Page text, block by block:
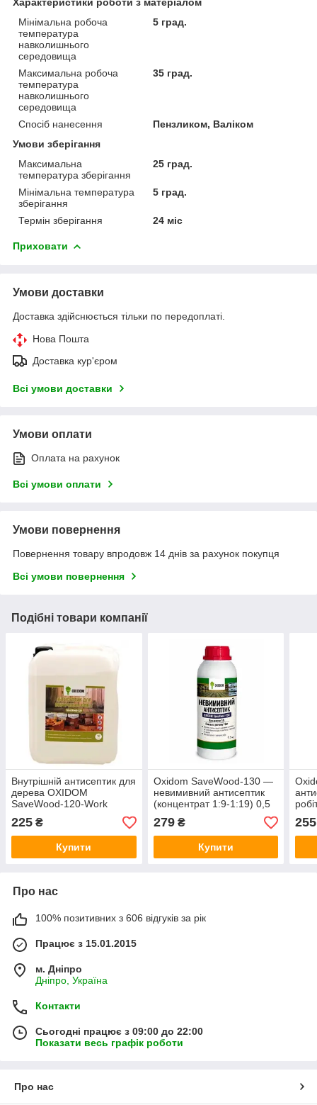
Мінімальна робоча
температура
навколишнього
середовища
5 град.
Максимальна робоча
температура
навколишнього
середовища
35 град.
Спосіб нанесення
Пензликом, Валіком
Умови зберігання
Максимальна
температура зберігання
25 град.
Мінімальна температура
зберігання
5 град.
Термін зберігання 24 міс
Приховати
Умови доставки
Доставка здійснюється тільки по передоплаті.
Нова Пошта
Доставка кур'єром
Всі умови доставки
Умови оплати
Оплата на рахунок
Всі умови оплати
Умови повернення
Повернення товару впродовж 14 днів за рахунок покупця
Всі умови повернення
Подібні товари компанії
Внутрішній антисептик для
дерева OXIDOM
SaveWood-120-Work
(готовий розчин) 5 л
225 ₴
Купити
Oxidom SaveWood-130 —
невимивний антисептик
(концентрат 1:9-1:19) 0,5
кг
279₴
Купити
л
255
Про нас
100% позитивних з 606 відгуків за рік
Працює з 15.01.2015
м. Дніпро
Дніпро, Україна
Контакти
Сьогодні працює з 09:00 до 22:00
Показати весь графік роботи
Про нас